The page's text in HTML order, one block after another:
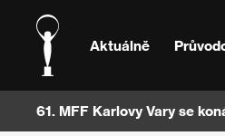
Aktuálně
61. MFF Karlovy Vary se